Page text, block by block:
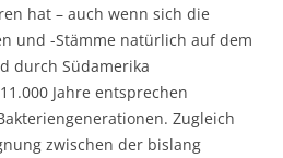
hat – auch wenn sich die
und -Stämme natürlich auf dem
durch Südamerika
Jahre entsprechen
Zugleich
zwischen der bislang